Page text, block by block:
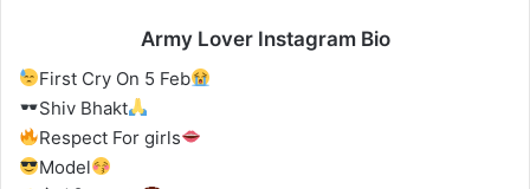
Army Lover Instagram Bio
First Cry On 5 Feb
Shiv Bhakt
Respect For girls
Model